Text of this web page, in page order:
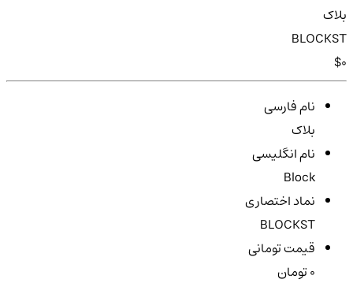
بلاک‌
BLOCKST
$0
نام فارسی
بلاک‌
نام انگلیسی
Block
نماد اختصاری
BLOCKST
قیمت تومانی